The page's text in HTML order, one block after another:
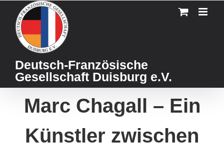
content
Deutsch-Französische
Gesellschaft Duisburg e.V.
Marc Chagall – Ein
Künstler zwischen